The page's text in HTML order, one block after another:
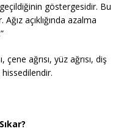
göstergesidir. Bu
açıklığında azalma
çene ağrısı, yüz ağrısı, diş
hissedilendir.